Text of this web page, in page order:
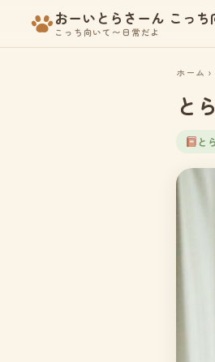
おーいとらさーん こっ
こっち向いて〜日常だよ
ホーム ›
と
と